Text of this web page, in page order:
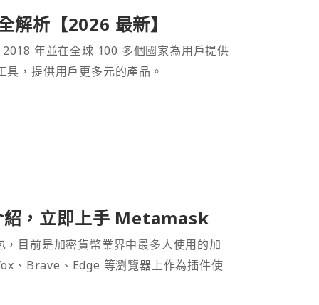
析【2026 最新】
年並在全球 100 多個國家為用戶提供
，提供用戶更多元的產品。
，立即上手 Metamask
目前是加密貨幣業界中最多人使用的加
、Brave、Edge 等瀏覽器上作為插件使